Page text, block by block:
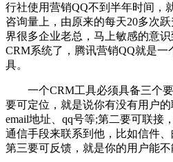
行社使用营销QQ不到半年时间，
咨询量上，由原来的每天20多次
界很多企业老总，马上敏感的意
CRM系统了，腾讯营销QQ就是一
具。
一个CRM工具必须具备三个要
要可定位，就是说你有没有用户的
email地址、qq号等;第二要可联接
通信手段来联系到他，比如信件
第三要可反馈，就是你的用户能不